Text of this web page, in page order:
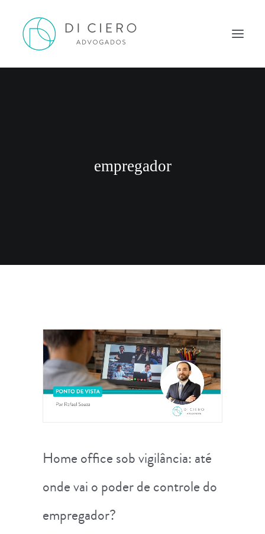
empregador
Home office sob vigilância: até
onde vai o poder de controle do
empregador?